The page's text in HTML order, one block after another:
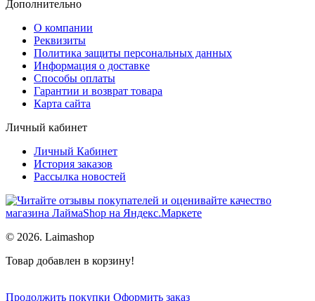
Дополнительно
О компании
Реквизиты
Политика защиты персональных данных
Информация о доставке
Способы оплаты
Гарантии и возврат товара
Карта сайта
Личный кабинет
Личный Кабинет
История заказов
Рассылка новостей
© 2026. Laimashop
Товар добавлен в корзину!
Продолжить покупки Оформить заказ